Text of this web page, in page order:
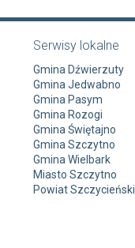
Serwisy lokalne
Gmina Dźwierzuty
Gmina Jedwabno
Gmina Pasym
Gmina Rozogi
Gmina Świętajno
Gmina Szczytno
Gmina Wielbark
Miasto Szczytno
Powiat Szczycieński